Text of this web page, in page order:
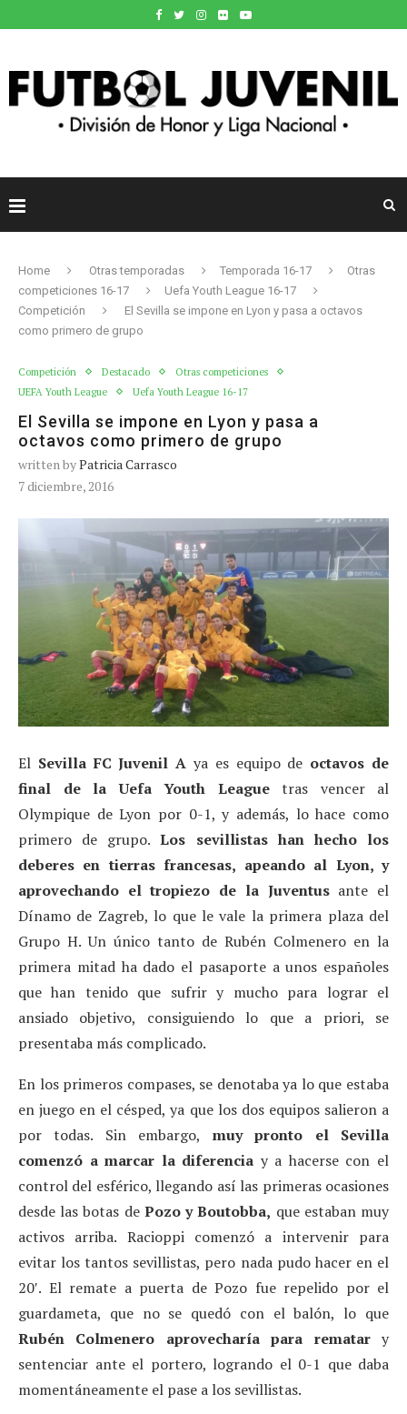
Home Otras temporadas Temporada 16-17
Otras
competiciones 16-17
Uefa Youth League 16-17
Competición
El Sevilla se impone en Lyon y pasa a octavos
como primero de grupo
Competición Destacado
Otras competiciones
UEFA Youth League
Uefa Youth League 16-17
El Sevilla se impone en Lyon y pasa a
octavos como primero de grupo
written byPatricia Carrasco
7 diciembre, 2016
El Sevilla FC Juvenil A ya es equipo de octavos de
final de la Uefa Youth Leaguetras vencer al
Olympique de Lyon por 0-1, y además, lo hace como
primero de grupo.Los sevillistas han hecho los
deberes en tierras francesas, apeando al Lyon, y
aprovechando el tropiezo de la Juventusante el
Dínamo de Zagreb, lo que le vale la primera plaza del
Grupo H. Un único tanto de Rubén Colmenero en la
primera mitad ha dado el pasaporte a unos españoles
que han tenido que sufrir y mucho para lograr el
ansiado objetivo, consiguiendo lo que a priori, se
presentaba más complicado.
En los primeros compases, se denotaba ya lo que estaba
en juego en el césped, ya que los dos equipos salieron a
por todas. Sin embargo, muy pronto el Sevilla
comenzó a marcar la diferencia y a hacerse con el
control del esférico, llegando así las primeras ocasiones
desde las botas de Pozo y Boutobba, que estaban muy
activos arriba. Racioppi comenzó a intervenir para
evitar los tantos sevillistas, pero nada pudo hacer en el
20′. El remate a puerta de Pozo fue repelido por el
guardameta, que no se quedó con el balón, lo que
Rubén Colmenero aprovecharía para rematary
sentenciar ante el portero, logrando el 0-1 que daba
momentáneamente el pase a los sevillistas.